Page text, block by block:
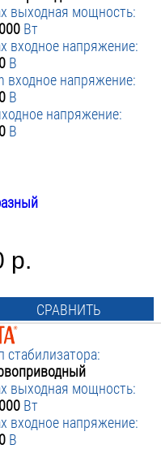
выходная мощность:
Вт
входное напряжение:
В
входное напряжение:
В
напряжение:
В
р.
СРАВНИТЬ
стабилизатора:
выходная мощность:
Вт
входное напряжение:
В